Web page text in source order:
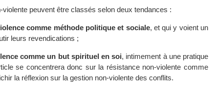
peuvent être classés selon deux tendances :
comme méthode politique et sociale, et qui y voient un
leurs revendications ;
comme un but spirituel en soi, intimement à une pratique
se concentrera donc sur la résistance non-violente comme
la réflexion sur la gestion non-violente des conflits.